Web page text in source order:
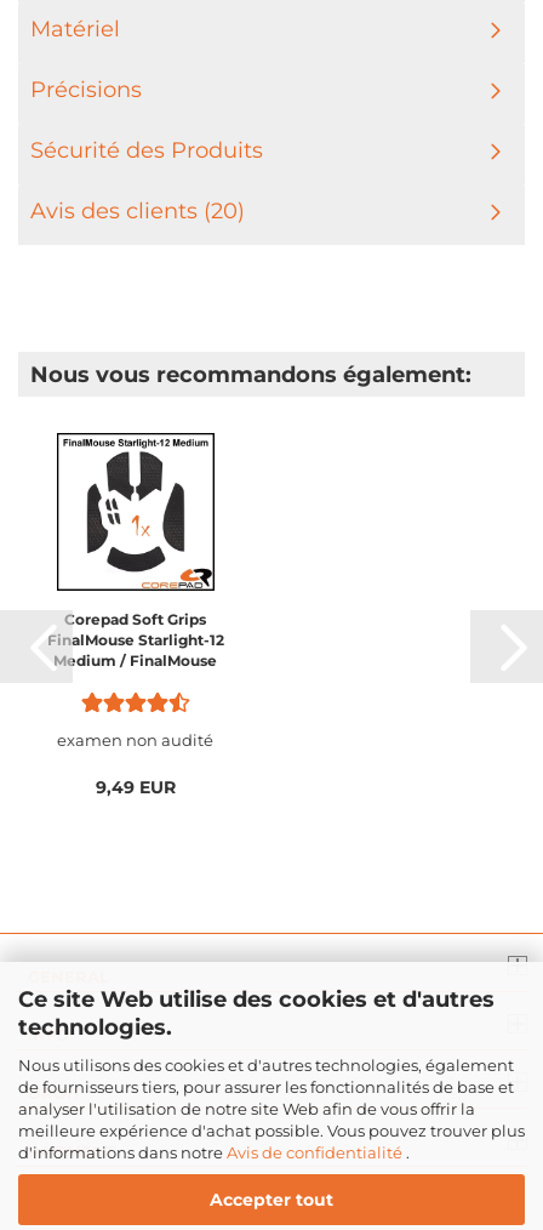
Ce site Web utilise des cookies et d'autres
technologies.
Nous utilisons des cookies et d'autres technologies, également
de fournisseurs tiers, pour assurer les fonctionnalités de base et
analyser l'utilisation de notre site Web afin de vous offrir la
meilleure expérience d'achat possible. Vous pouvez trouver plus
d'informations dans notreAvis de confidentialité .
Accepter tout
Matériel
Précisions
Sécurité des Produits
Avis des clients (20)
Nous vous recommandons également:
Corepad Soft Grips
FinalMouse Starlight-12
Medium / FinalMouse
FinalMouse Phantom /
examen non audité
9,49 EUR
INFO
DROIT
PAIEMENT